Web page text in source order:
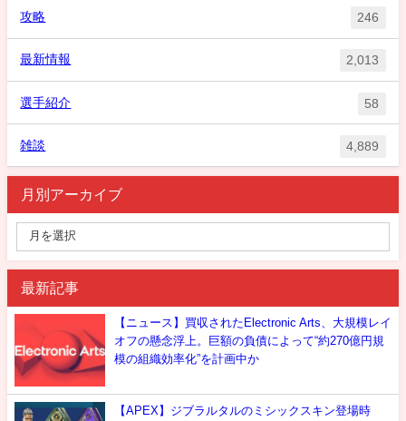
攻略 246
最新情報 2,013
選手紹介 58
雑談 4,889
月別アーカイブ
最新記事
【ニュース】買収されたElectronic Arts、大規模レイ
オフの懸念浮上。巨額の負債によって“約270億円規
模の組織効率化”を計画中か
【APEX】ジブラルタルのミシックスキン登場時